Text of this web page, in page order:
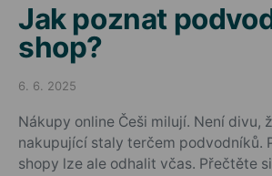
Jak poznat
shop?
Posted on
6. 6. 2025
Nákupy online Češi milují. Není divu,
nakupující staly terčem podvodníků.
shopy lze ale odhalit včas. Přečtěte